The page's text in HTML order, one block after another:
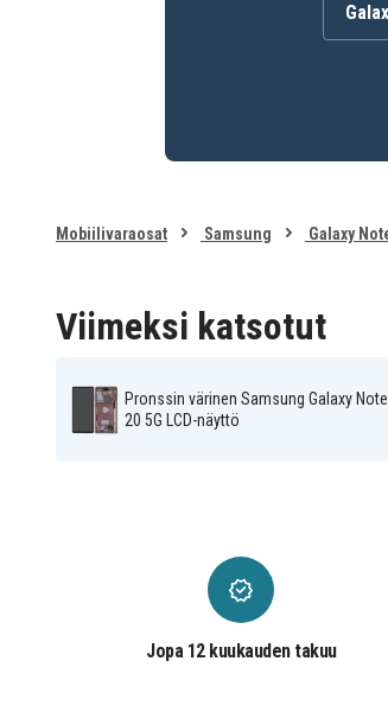
Mobiilivaraosat Samsung Galaxy
Viimeksi katsotut
Pronssin värinen Samsung Galaxy Note
20 5G LCD-näyttö
Jopa 12 kuukauden takuu